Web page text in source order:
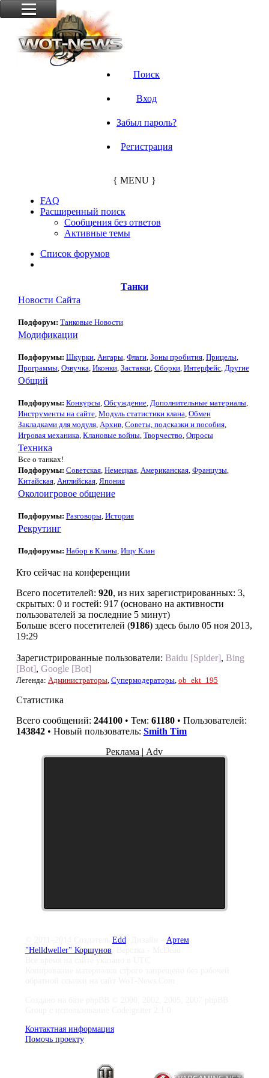
Поиск
Вход
Забыл пароль?
Регистрация
{ MENU }
FAQ
Расширенный поиск
Сообщения без ответов
Активные темы
Список форумов
Танки
Новости Сайта
Подфорум: Танковые Новости
Модификации
Подфорумы: Шкурки, Ангары, Флаги, Зоны пробития, Прицелы,
Программы, Озвучка, Иконки, Заставки, Сборки, Интерфейс, Другие
Общий
Подфорумы: Конкурсы, Обсуждение, Дополнительные материалы,
Инструменты на сайте, Модуль статистики клана, Обмен
Закладками для модуля, Архив, Советы, подсказки и пособия,
Игровая механика, Клановые войны, Творчество, Опросы
Техника
Все о танках!
Подфорумы: Советская, Немецкая, Американская, Французы,
Китайская, Английская, Япония
Околоигровое общение
Подфорумы: Разговоры, История
Рекрутинг
Подфорумы: Набор в Кланы, Ищу Клан
Кто сейчас на конференции
Всего посетителей: 920, из них зарегистрированных: 3,
скрытых: 0 и гостей: 917 (основано на активности
пользователей за последние 5 минут)
Больше всего посетителей (9186) здесь было 05 ноя 2013,
19:29
Зарегистрированные пользователи: Baidu [Spider], Bing
[Bot], Google [Bot]
Легенда: Администраторы, Супермодераторы, ob_ekt_195
Статистика
Всего сообщений: 244100• Тем: 61180• Пользователей:
143842• Новый пользователь: Smith Tim
Реклама | Adv
Edd
Артем
"Helldweller" Коршунов
Контактная информация
Помочь проекту